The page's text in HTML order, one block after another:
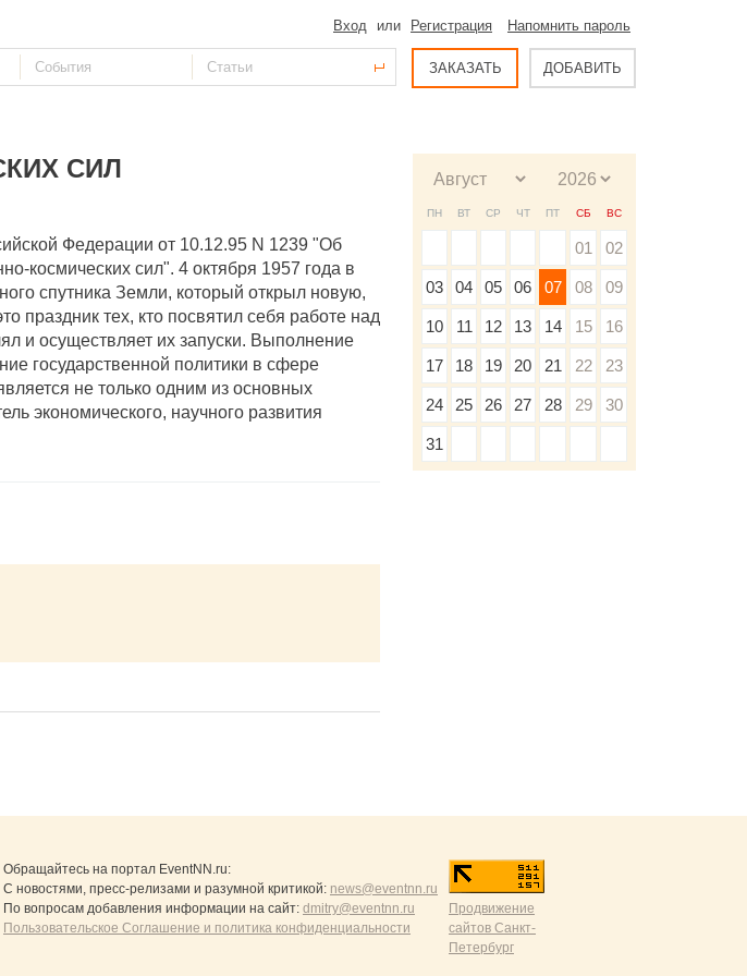
Вход или Регистрация Напомнить пароль
ЗАКАЗАТЬ ДОБАВИТЬ
СИЛ
Федерации от 10.12.95 N 1239 "Об
космических сил". 4 октября 1957 года в
спутника Земли, который открыл новую,
праздник тех, кто посвятил себя работе над
и осуществляет их запуски. Выполнение
государственной политики в сфере
не только одним из основных
экономического, научного развития
ПН ВТ СР ЧТ ПТ СБ ВС
01 02
03 04 05 06 07 08 09
10 11 12 13 14 15 16
17 18 19 20 21 22 23
24 25 26 27 28 29 30
31
Обращайтесь на портал EventNN.ru:
С новостями, пресс-релизами и разумной критикой: news@eventnn.ru
По вопросам добавления информации на сайт: dmitry@eventnn.ru
Пользовательское Соглашение и политика конфиденциальности
Продвижение
сайтов Санкт-
Петербург